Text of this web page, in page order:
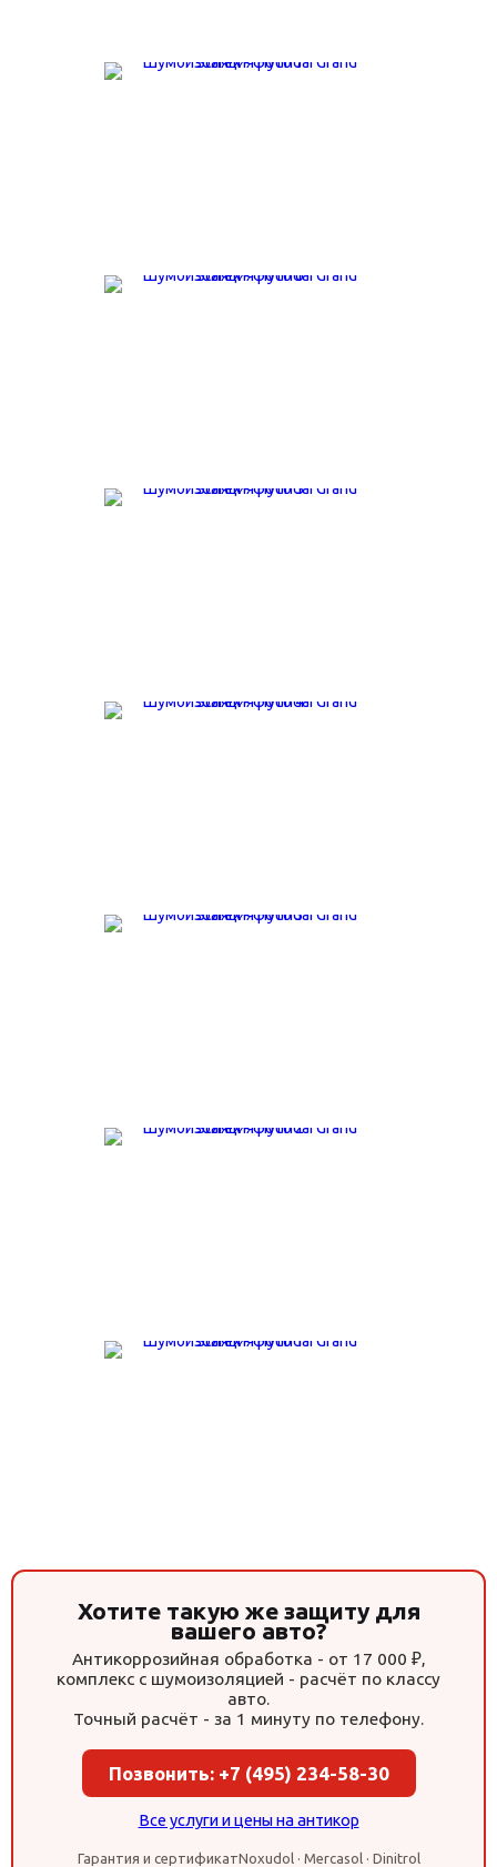
Хотите такую же защиту для
вашего авто?
Антикоррозийная обработка - от 17 000 ₽,
комплекс с шумоизоляцией - расчёт по классу
авто.
Точный расчёт - за 1 минуту по телефону.
Позвонить: +7 (495) 234-58-30
Все услуги и цены на антикор
Гарантия и сертификатNoxudol · Mercasol · Dinitrol